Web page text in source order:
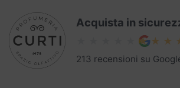
Acquista in
213 recensioni su